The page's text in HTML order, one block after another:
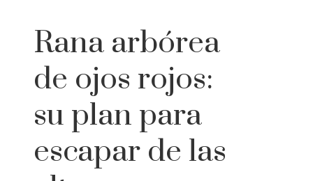
Rana arbórea
de ojos rojos:
su plan para
escapar de las